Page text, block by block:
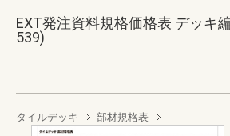
EXT発注資料規格価格表 デッキ
539)
タイルデッキ 部材規格表